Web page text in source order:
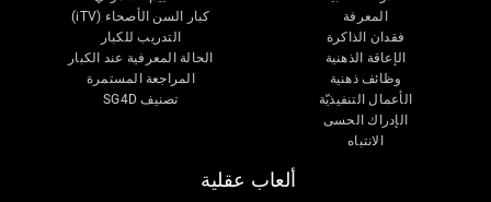
المعرفة
فقدان الذاكرة
الإعاقة الذهنية
وظائف ذهنية
الأعمال التنفيذيّة
الإدراك الحسى
الانتباه
كبار السن الأصحاء (iTV)
التدريب للكبار
الحالة المعرفية عند الكبار
المراجعة المستمرة
تصنيف SG4D
ألعاب عقلية